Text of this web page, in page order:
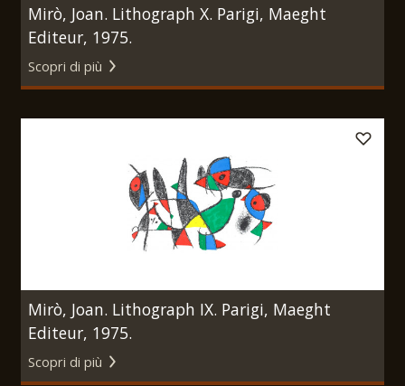
Mirò, Joan. Lithograph X. Parigi, Maeght
Editeur, 1975.
Scopri di più
Mirò, Joan. Lithograph IX. Parigi, Maeght
Editeur, 1975.
Scopri di più